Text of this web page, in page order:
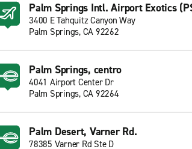
Palm Springs Intl. Airport Exotics
3400 E Tahquitz Canyon Way
Palm Springs, CA 92262
Palm Springs, centro
4041 Airport Center Dr
Palm Springs, CA 92264
Palm Desert, Varner Rd.
78385 Varner Rd Ste D